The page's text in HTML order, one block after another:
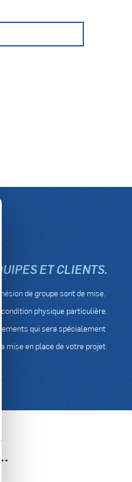
ET CLIENTS.
de groupe sont de mise.
physique particulière.
qui sera spécialement
mise en place de votre projet.